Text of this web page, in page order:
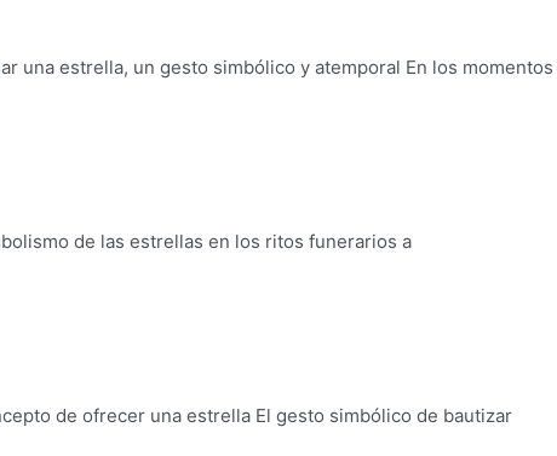
una estrella, un gesto simbólico y atemporal En los
de las estrellas en los ritos funerarios a
de ofrecer una estrella El gesto simbólico de bautizar